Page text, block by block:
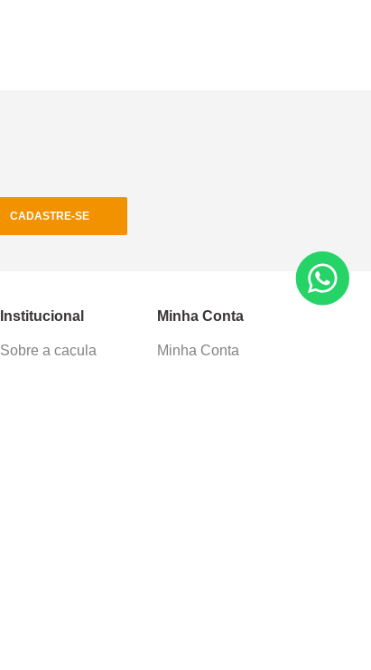
CADASTRE-SE
Institucional
Sobre a caçula
Minha Conta
Minha Conta